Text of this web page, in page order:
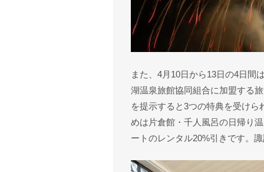
また、4月10日から13日の4日間
湖温泉旅館協同組合に加盟する
を提示すると3つの特典を受け
めは片倉館・千人風呂の日帰り
ートのレンタル20%引きです。